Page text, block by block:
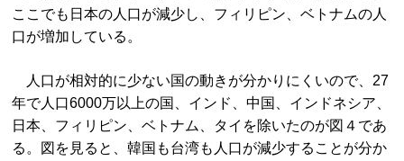
ここでも日本の人口が減少し、フィリピン、ベトナムの人
口が増加している。
人口が相対的に少ない国の動きが分かりにくいので、27
年で人口6000万以上の国、インド、中国、インドネシア、
日本、フィリピン、ベトナム、タイを除いたのが図４であ
る。図を見ると、韓国も台湾も人口が減少することが分か